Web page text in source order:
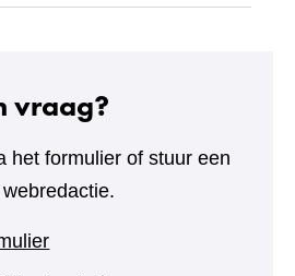
vraag?
het formulier of stuur een
(verwijst